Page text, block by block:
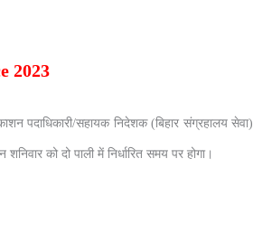
2023
पदाधिकारी/सहायक निदेशक (बिहार संग्रहालय सेवा)
को दो पाली में निर्धारित समय पर होगा।